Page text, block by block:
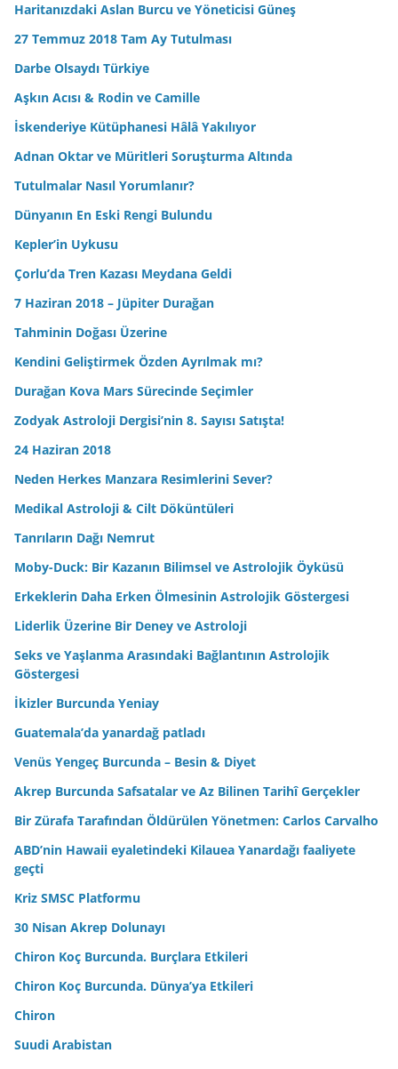
Haritanızdaki Aslan Burcu ve Yöneticisi Güneş
27 Temmuz 2018 Tam Ay Tutulması
Darbe Olsaydı Türkiye
Aşkın Acısı & Rodin ve Camille
İskenderiye Kütüphanesi Hâlâ Yakılıyor
Adnan Oktar ve Müritleri Soruşturma Altında
Tutulmalar Nasıl Yorumlanır?
Dünyanın En Eski Rengi Bulundu
Kepler’in Uykusu
Çorlu’da Tren Kazası Meydana Geldi
7 Haziran 2018 – Jüpiter Durağan
Tahminin Doğası Üzerine
Kendini Geliştirmek Özden Ayrılmak mı?
Durağan Kova Mars Sürecinde Seçimler
Zodyak Astroloji Dergisi’nin 8. Sayısı Satışta!
24 Haziran 2018
Neden Herkes Manzara Resimlerini Sever?
Medikal Astroloji & Cilt Döküntüleri
Tanrıların Dağı Nemrut
Moby-Duck: Bir Kazanın Bilimsel ve Astrolojik Öyküsü
Erkeklerin Daha Erken Ölmesinin Astrolojik Göstergesi
Liderlik Üzerine Bir Deney ve Astroloji
Seks ve Yaşlanma Arasındaki Bağlantının Astrolojik
Göstergesi
İkizler Burcunda Yeniay
Guatemala’da yanardağ patladı
Venüs Yengeç Burcunda – Besin & Diyet
Akrep Burcunda Safsatalar ve Az Bilinen Tarihî Gerçekler
Bir Zürafa Tarafından Öldürülen Yönetmen: Carlos Carvalho
ABD’nin Hawaii eyaletindeki Kilauea Yanardağı faaliyete
geçti
Kriz SMSC Platformu
30 Nisan Akrep Dolunayı
Chiron Koç Burcunda. Burçlara Etkileri
Chiron Koç Burcunda. Dünya’ya Etkileri
Chiron
Suudi Arabistan